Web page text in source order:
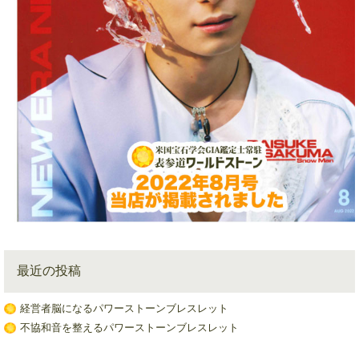
最近の投稿
経営者脳になるパワーストーンブレスレット
不協和音を整えるパワーストーンブレスレット